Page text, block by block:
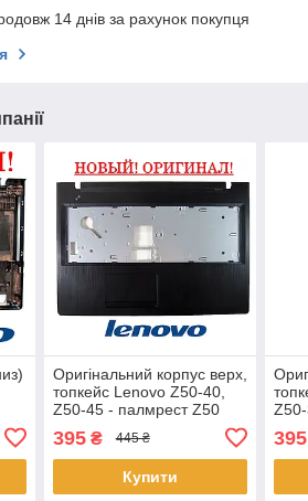
14 днів за рахунок покупця
Оригінальний корпус верх,
топкейс Lenovo Z50-40,
Z50-45 - палмрест Z50
395₴ 445 ₴
Купити
395